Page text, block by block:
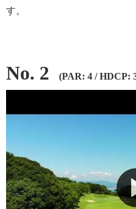
す。
No. 2 (PAR: 4 / HDCP: